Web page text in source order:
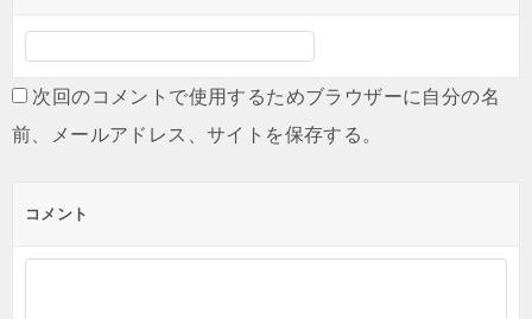
次回のコメントで使用するためブラウザーに自分の名
前、メールアドレス、サイトを保存する。
コメント